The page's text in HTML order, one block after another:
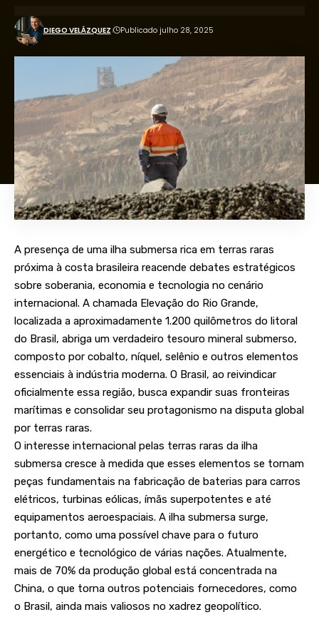
DIEGO VELÁZQUEZ Publicado julho 28, 2025
A presença de uma ilha submersa rica em terras raras
próxima à costa brasileira reacende debates estratégicos
sobre soberania, economia e tecnologia no cenário
internacional. A chamada Elevação do Rio Grande,
localizada a aproximadamente 1.200 quilômetros do litoral
do Brasil, abriga um verdadeiro tesouro mineral submerso,
composto por cobalto, níquel, selênio e outros elementos
essenciais à indústria moderna. O Brasil, ao reivindicar
oficialmente essa região, busca expandir suas fronteiras
marítimas e consolidar seu protagonismo na disputa global
por terras raras.
O interesse internacional pelas terras raras da ilha
submersa cresce à medida que esses elementos se tornam
peças fundamentais na fabricação de baterias para carros
elétricos, turbinas eólicas, ímãs superpotentes e até
equipamentos aeroespaciais. A ilha submersa surge,
portanto, como uma possível chave para o futuro
energético e tecnológico de várias nações. Atualmente,
mais de 70% da produção global está concentrada na
China, o que torna outros potenciais fornecedores, como
o Brasil, ainda mais valiosos no xadrez geopolítico.